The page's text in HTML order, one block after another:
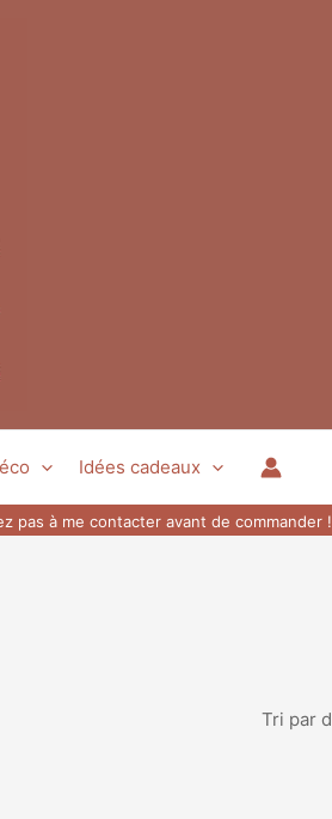
Idées cadeaux
pas à me contacter avant de commander !